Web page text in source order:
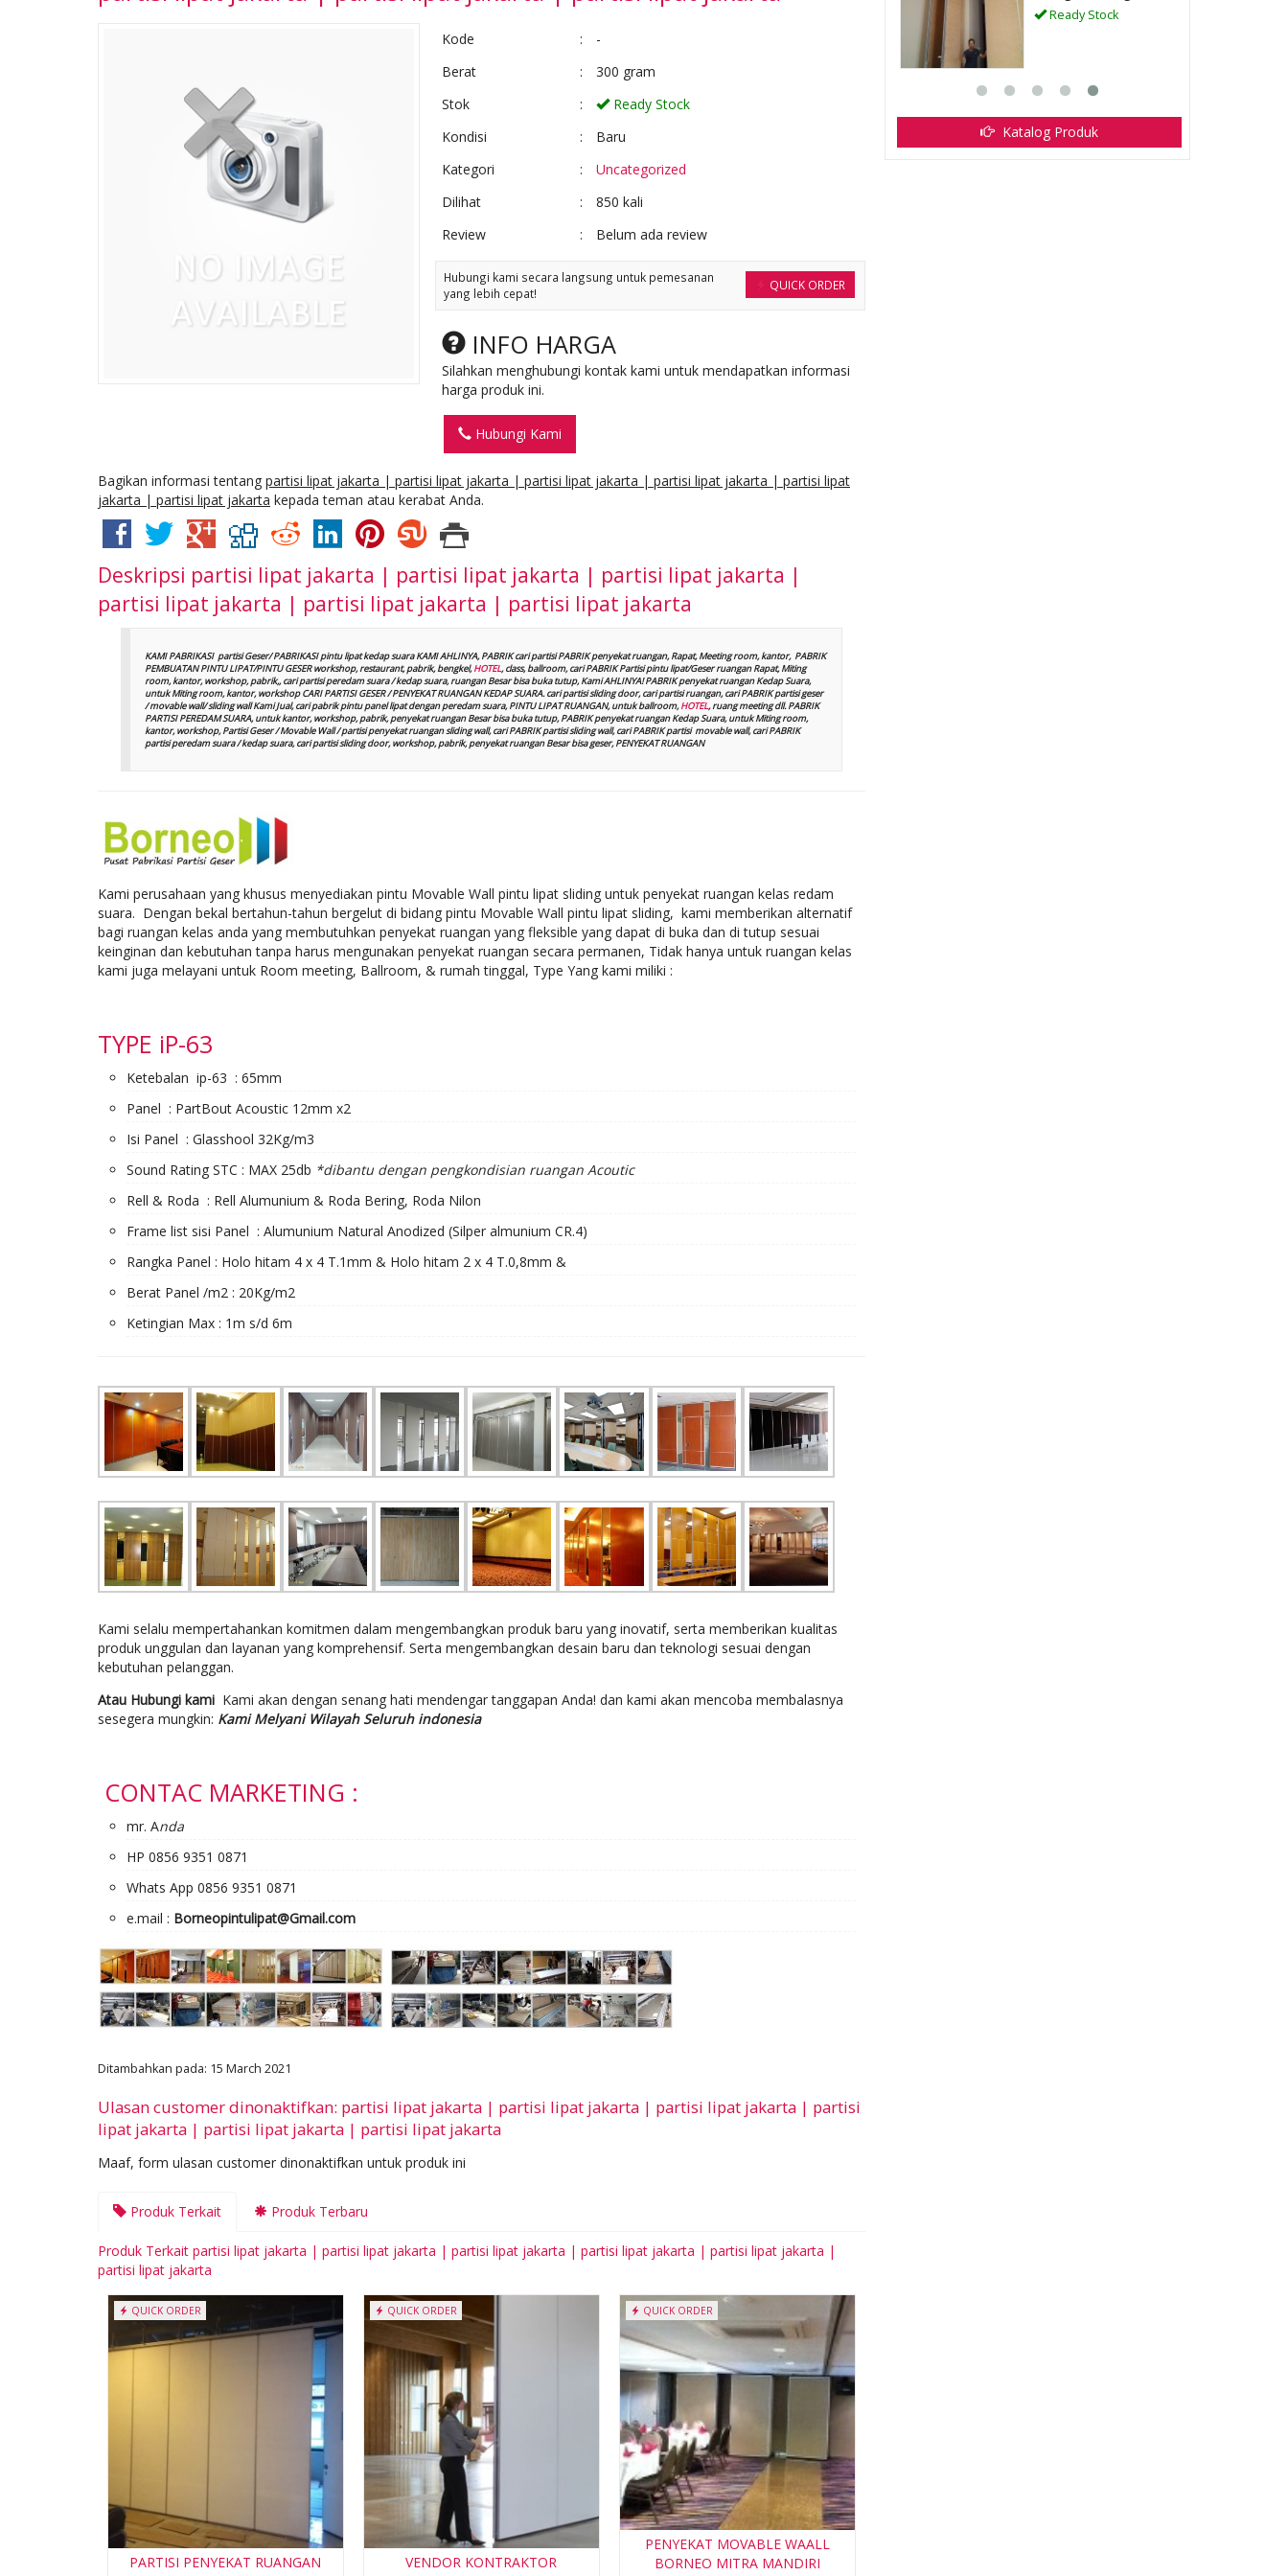
Kode :
-
Berat
:
300 gram
Stok
:
Ready Stock
Kondisi
:
Baru
Kategori
:
Uncategorized
Dilihat
:
850 kali
Review
: Belum ada review
QUICK ORDER
Hubungi kami secara langsung untuk pemesanan
yang lebih cepat!
INFO HARGA
Silahkan menghubungi kontak kami untuk mendapatkan informasi
harga produk ini.
Hubungi Kami
Bagikan informasi tentang partisi lipat jakarta | partisi lipat jakarta | partisi lipat jakarta | partisi lipat jakarta | partisi lipat
jakarta | partisi lipat jakarta kepada teman atau kerabat Anda.
Deskripsi partisi lipat jakarta | partisi lipat jakarta | partisi lipat jakarta |
partisi lipat jakarta | partisi lipat jakarta | partisi lipat jakarta
KAMI PABRIKASI partisi Geser/ PABRIKASI pintu lipat kedap suara KAMI AHLINYA, PABRIK cari partisi PABRIK penyekat ruangan, Rapat, Meeting room, kantor, PABRIK
PEMBUATAN PINTU LIPAT/PINTU GESER workshop, restaurant, pabrik, bengkel,HOTEL, class, ballroom, cari PABRIK Partisi pintu lipat/Geser ruangan Rapat, Miting
room, kantor, workshop, pabrik,, cari partisi peredam suara / kedap suara, ruangan Besar bisa buka tutup, Kami AHLINYA! PABRIK penyekat ruangan Kedap Suara,
untuk Miting room, kantor, workshop CARI PARTISI GESER / PENYEKAT RUANGAN KEDAP SUARA. cari partisi sliding door, cari partisi ruangan, cari PABRIK partisi geser
/ movable wall/ sliding wall Kami Jual, cari pabrik pintu panel lipat dengan peredam suara, PINTU LIPAT RUANGAN, untuk ballroom,HOTEL, ruang meeting dll. PABRIK
PARTISI PEREDAM SUARA, untuk kantor, workshop, pabrik, penyekat ruangan Besar bisa buka tutup, PABRIK penyekat ruangan Kedap Suara, untuk Miting room,
kantor, workshop, Partisi Geser / Movable Wall / partisi penyekat ruangan sliding wall, cari PABRIK partisi sliding wall, cari PABRIK partisi movable wall, cari PABRIK
partisi peredam suara / kedap suara, cari partisi sliding door, workshop, pabrik, penyekat ruangan Besar bisa geser, PENYEKAT RUANGAN
Kami perusahaan yang khusus menyediakan pintu Movable Wall pintu lipat sliding untuk penyekat ruangan kelas redam
suara. Dengan bekal bertahun-tahun bergelut di bidang pintu Movable Wall pintu lipat sliding, kami memberikan alternatif
bagi ruangan kelas anda yang membutuhkan penyekat ruangan yang fleksible yang dapat di buka dan di tutup sesuai
keinginan dan kebutuhan tanpa harus mengunakan penyekat ruangan secara permanen, Tidak hanya untuk ruangan kelas
kami juga melayani untuk Room meeting, Ballroom, & rumah tinggal, Type Yang kami miliki :
TYPE iP-63
Ketebalan ip-63 : 65mm
Panel : PartBout Acoustic 12mm x2
Isi Panel : Glasshool 32Kg/m3
Sound Rating STC : MAX 25db *dibantu dengan pengkondisian ruangan Acoutic
Rell & Roda : Rell Alumunium & Roda Bering, Roda Nilon
Frame list sisi Panel : Alumunium Natural Anodized (Silper almunium CR.4)
Rangka Panel : Holo hitam 4 x 4 T.1mm & Holo hitam 2 x 4 T.0,8mm &
Berat Panel /m2 : 20Kg/m2
Ketingian Max : 1m s/d 6m
Kami selalu mempertahankan komitmen dalam mengembangkan produk baru yang inovatif, serta memberikan kualitas
produk unggulan dan layanan yang komprehensif. Serta mengembangkan desain baru dan teknologi sesuai dengan
kebutuhan pelanggan.
Atau Hubungi kami Kami akan dengan senang hati mendengar tanggapan Anda! dan kami akan mencoba membalasnya
sesegera mungkin: Kami Melyani Wilayah Seluruh indonesia
CONTAC MARKETING :
mr. Anda
HP 0856 9351 0871
Whats App 0856 9351 0871
e.mail : Borneopintulipat@Gmail.com
Ditambahkan pada: 15 March 2021
Ulasan customer dinonaktifkan: partisi lipat jakarta | partisi lipat jakarta | partisi lipat jakarta | partisi
lipat jakarta | partisi lipat jakarta | partisi lipat jakarta
Maaf, form ulasan customer dinonaktifkan untuk produk ini
Produk Terkait Produk Terbaru
Produk Terkait partisi lipat jakarta | partisi lipat jakarta | partisi lipat jakarta | partisi lipat jakarta | partisi lipat jakarta |
partisi lipat jakarta
QUICK ORDER
PARTISI PENYEKAT RUANGAN
QUICK ORDER
VENDOR KONTRAKTOR
QUICK ORDER
PENYEKAT MOVABLE WAALL
BORNEO MITRA MANDIRI
Ready Stock
Katalog Produk